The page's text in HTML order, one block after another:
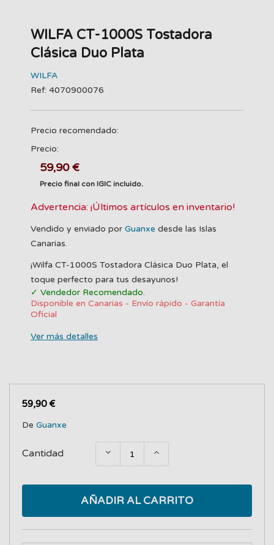
WILFA CT-1000S Tostadora
Clásica Duo Plata
WILFA
Ref: 4070900076
Precio recomendado:
Precio:
59,90 €
Precio final con IGIC incluido.
Advertencia: ¡Últimos artículos en inventario!
Vendido y enviado por Guanxe desde las Islas
Canarias.
¡Wilfa CT-1000S Tostadora Clásica Duo Plata, el
toque perfecto para tus desayunos!
✓ Vendedor Recomendado.
Disponible en Canarias - Envío rápido - Garantía
Oficial
Ver más detalles
59,90 €
De Guanxe
Cantidad
AÑADIR AL CARRITO